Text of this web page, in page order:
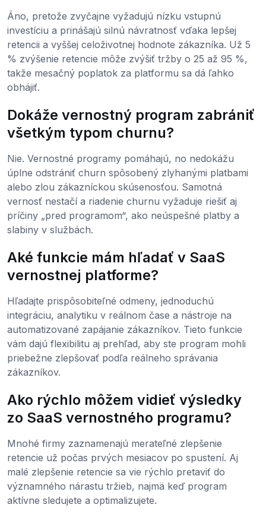
Áno, pretože zvyčajne vyžadujú nízku vstupnú
investíciu a prinášajú silnú návratnosť vďaka lepšej
retencii a vyššej celoživotnej hodnote zákazníka. Už 5
% zvýšenie retencie môže zvýšiť tržby o 25 až 95 %,
takže mesačný poplatok za platformu sa dá ľahko
obhájiť.
Dokáže vernostný program zabrániť
všetkým typom churnu?
Nie. Vernostné programy pomáhajú, no nedokážu
úplne odstrániť churn spôsobený zlyhanými platbami
alebo zlou zákazníckou skúsenosťou. Samotná
vernosť nestačí a riadenie churnu vyžaduje riešiť aj
príčiny „pred programom“, ako neúspešné platby a
slabiny v službách.
Aké funkcie mám hľadať v SaaS
vernostnej platforme?
Hľadajte prispôsobiteľné odmeny, jednoduchú
integráciu, analytiku v reálnom čase a nástroje na
automatizované zapájanie zákazníkov. Tieto funkcie
vám dajú flexibilitu aj prehľad, aby ste program mohli
priebežne zlepšovať podľa reálneho správania
zákazníkov.
Ako rýchlo môžem vidieť výsledky
zo SaaS vernostného programu?
Mnohé firmy zaznamenajú merateľné zlepšenie
retencie už počas prvých mesiacov po spustení. Aj
malé zlepšenie retencie sa vie rýchlo pretaviť do
významného nárastu tržieb, najmä keď program
aktívne sledujete a optimalizujete.